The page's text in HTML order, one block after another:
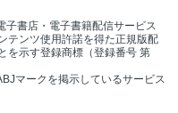
子書店・電子書籍配信サービス
テンツ使用許諾を得た正規版配
を示す登録商標（登録番号 第
マークを掲示しているサービス